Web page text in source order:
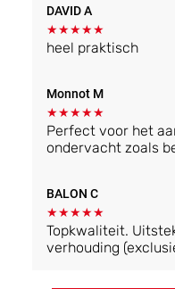
DAVID A
★★★★★
heel praktisch
Monnot M
★★★★★
Perfect voor het
ondervacht zoals
BALON C
★★★★★
Topkwaliteit.
verhouding